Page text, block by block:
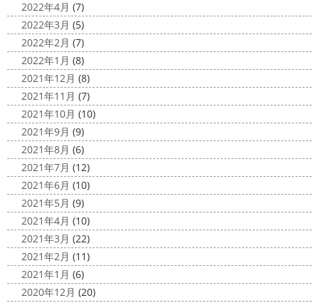
2022年4月 (7)
2022年3月 (5)
2022年2月 (7)
2022年1月 (8)
2021年12月 (8)
2021年11月 (7)
2021年10月 (10)
2021年9月 (9)
2021年8月 (6)
2021年7月 (12)
2021年6月 (10)
2021年5月 (9)
2021年4月 (10)
2021年3月 (22)
2021年2月 (11)
2021年1月 (6)
2020年12月 (20)